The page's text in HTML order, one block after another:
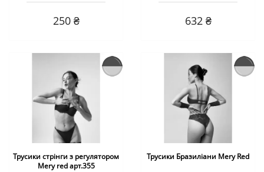
250 ₴ 632 ₴
Трусики стрінги з регулятором
Mery red арт.355
Трусики Бразиліани Mery Red